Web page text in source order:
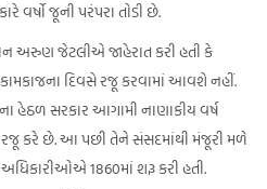
વર્ષો જૂની પરંપરા તોડી છે.
અરુણ જેટલીએ જાહેરાત કરી હતી કે
દિવસે રજૂ કરવામાં આવશે નહીં.
હેઠળ સરકાર આગામી નાણાકીય વર્ષ
કરે છે. આ પછી તેને સંસદમાંથી મંજૂરી મળે
1860માં શરૂ કરી હતી.